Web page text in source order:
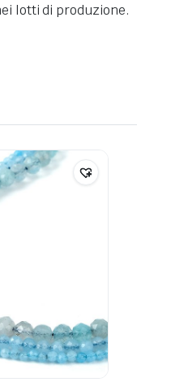
lotti di produzione.